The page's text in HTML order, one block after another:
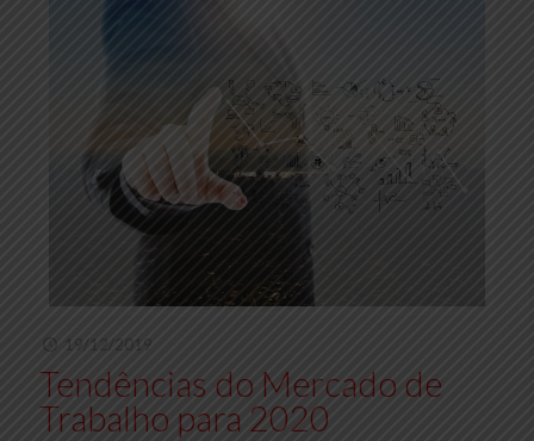
19/12/2019
Tendências do Mercado de
Trabalho para 2020